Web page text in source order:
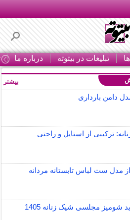
تبلیغات در بیتوته درباره ما
دامن بارداری
ترکیبی از استایل و راحتی
مدل ست لباس تابستانه مردانه
شومیز مجلسی شیک زنانه 1405
بیشتر